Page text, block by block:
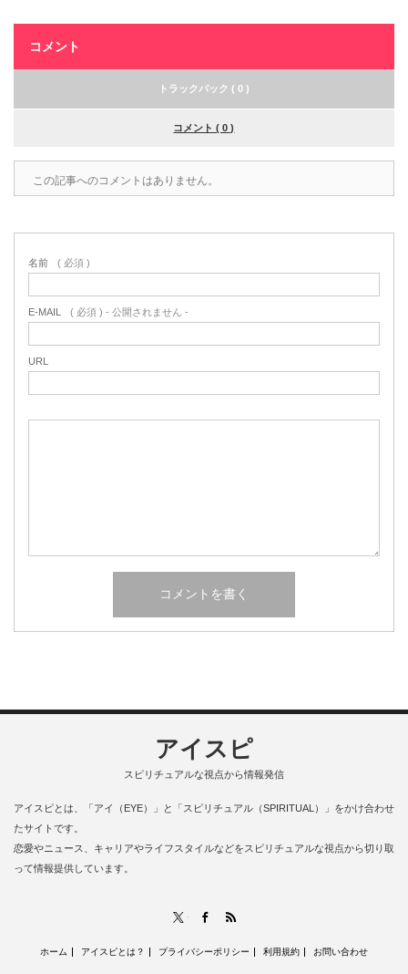
コメント
トラックバック ( 0 )
コメント ( 0 )
この記事へのコメントはありません。
名前 ( 必須 )
E-MAIL ( 必須 ) - 公開されません -
URL
アイスピ
スピリチュアルな視点から情報発信
アイスピとは、「アイ（EYE）」と「スピリチュアル（SPIRITUAL）」をかけ合わせ
たサイトです。
恋愛やニュース、キャリアやライフスタイルなどをスピリチュアルな視点から切り取
って情報提供しています。
Facebook
ホーム アイスピとは？ プライバシーポリシー 利用規約 お問い合わせ